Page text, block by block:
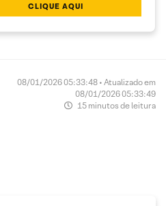
CLIQUE AQUI
08/01/2026 05:33:48 • Atualizado em
08/01/2026 05:33:49
15 minutos de leitura